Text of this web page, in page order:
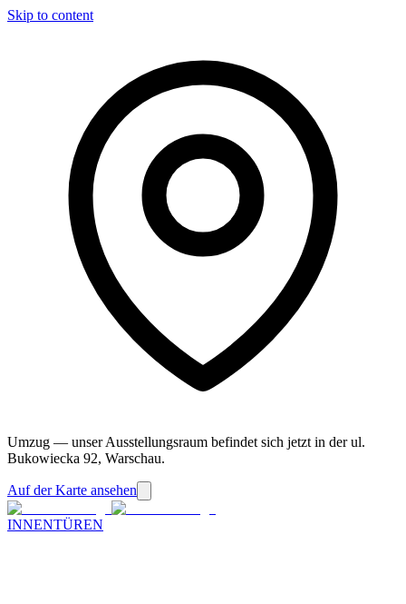
Skip to content
Umzug — unser Ausstellungsraum befindet sich jetzt in der ul.
Bukowiecka 92, Warschau.
Auf der Karte ansehen
INNENTÜREN